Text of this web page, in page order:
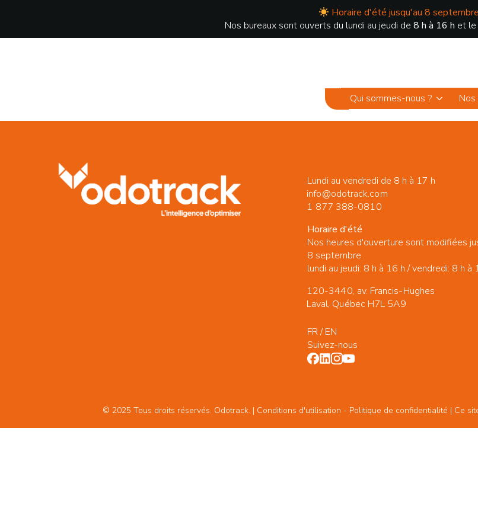
Horaire d'été jusqu'au 8 septembre
Nos bureaux sont ouverts du lundi au jeudi de 8 h à 16 h et le
Qui sommes-nous ?
Lundi au vendredi de 8 h à 17 h
info@odotrack.com
1 877 388-0810
Horaire d'été
Nos heures d'ouverture sont modifiées
8 septembre.
lundi au jeudi: 8 h à 16 h / vendredi: 8 h à
120-3440, av. Francis-Hughes
Laval, Québec H7L 5A9
FR/EN
Suivez-nous
© 2025 Tous droits réservés. Odotrack. | Conditions d'utilisation - Politique de confidentialité | Ce